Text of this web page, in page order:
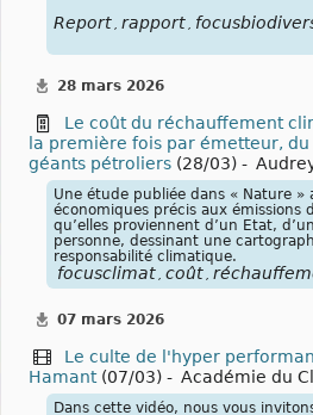
Report rapport
28 mars 2026
Le coût du réchauffement
la première fois par émetteur,
géants pétroliers (28/03) -
Une étude publiée dans « Nature
économiques précis aux émissions
qu’elles proviennent d’un Etat,
personne, dessinant une
responsabilité climatique.
focusclimat coût
07 mars 2026
Le culte de l'hyper
Hamant (07/03) - Académie du
Dans cette vidéo, nous vous